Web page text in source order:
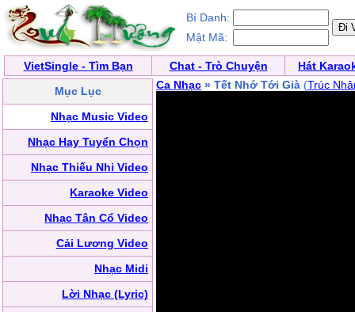
Bí Danh:
Mật Mã:
VietSingle - Tìm Bạn Chat - Trò Chuyện
Hát
Mục Lục
Nhạc Music Video
Nhạc Hay Tuyển Chọn
Nhạc Thiếu Nhi Video
Karaoke Video
Nhạc Tân Cổ Video
Cải Lương Video
Nhạc Midi
Lời Nhạc (Lyric)
Ca Nhạc » Tết Nhớ Tới Già (Trúc